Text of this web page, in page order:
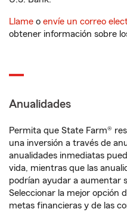
Llame o envíe un correo
obtener información sobre
Anualidades
Permita que State Farm®
una inversión a través de
anualidades inmediatas
vida, mientras que las
podrían ayudar a aumentar
Seleccionar la mejor opción
metas financieras y de las